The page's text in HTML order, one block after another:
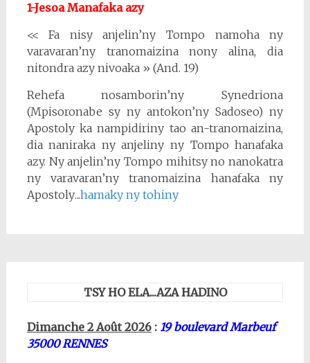
1-Jesoa Manafaka azy
<< Fa nisy anjelin’ny Tompo namoha ny
varavaran’ny tranomaizina nony alina, dia
nitondra azy nivoaka » (And. 19)
Rehefa nosamborin’ny Synedriona
(Mpisoronabe sy ny antokon’ny Sadoseo) ny
Apostoly ka nampidiriny tao an-tranomaizina,
dia naniraka ny anjeliny ny Tompo hanafaka
azy. Ny anjelin’ny Tompo mihitsy no nanokatra
ny varavaran’ny tranomaizina hanafaka ny
Apostoly...hamaky ny tohiny
TSY HO ELA...AZA HADINO
Dimanche 2 Août 2026: 19 boulevard Marbeuf
35000 RENNES